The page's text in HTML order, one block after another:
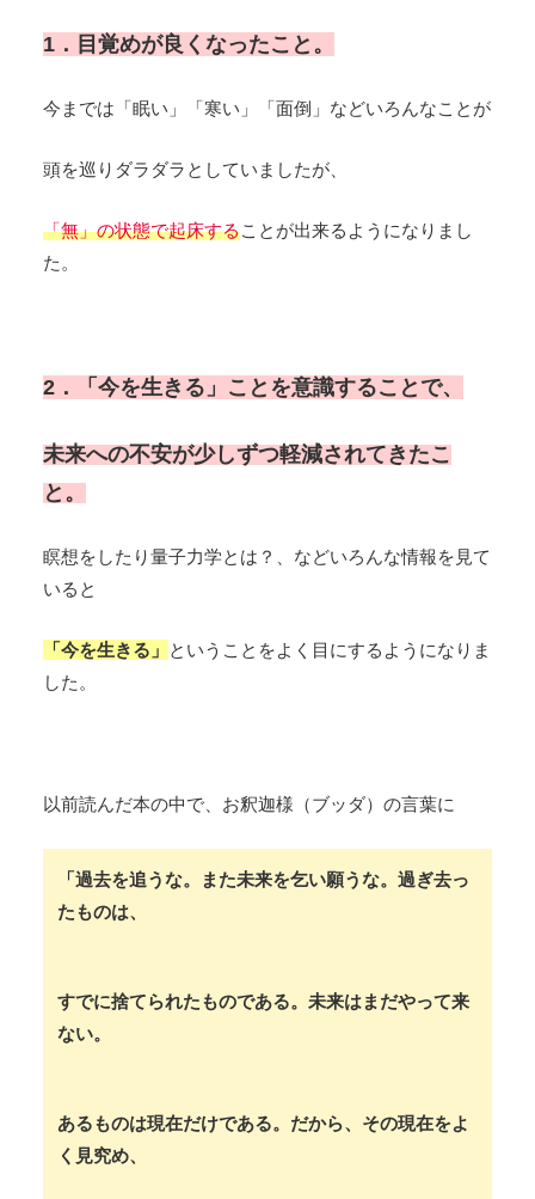
1．目覚めが良くなったこと。
今までは「眠い」「寒い」「面倒」などいろんなことが
頭を巡りダラダラとしていましたが、
「無」の状態で起床することが出来るようになりまし
た。
2．「今を生きる」ことを意識することで、
未来への不安が少しずつ軽減されてきたこ
と。
瞑想をしたり量子力学とは？、などいろんな情報を見て
いると
「今を生きる」 ということをよく目にするようになりま
した。
以前読んだ本の中で、お釈迦様（ブッダ）の言葉に
「過去を追うな。また未来を乞い願うな。過ぎ去っ
たものは、
すでに捨てられたものである。未来はまだやって来
ない。
あるものは現在だけである。だから、その現在をよ
く見究め、